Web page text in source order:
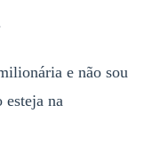
e não sou
esteja na